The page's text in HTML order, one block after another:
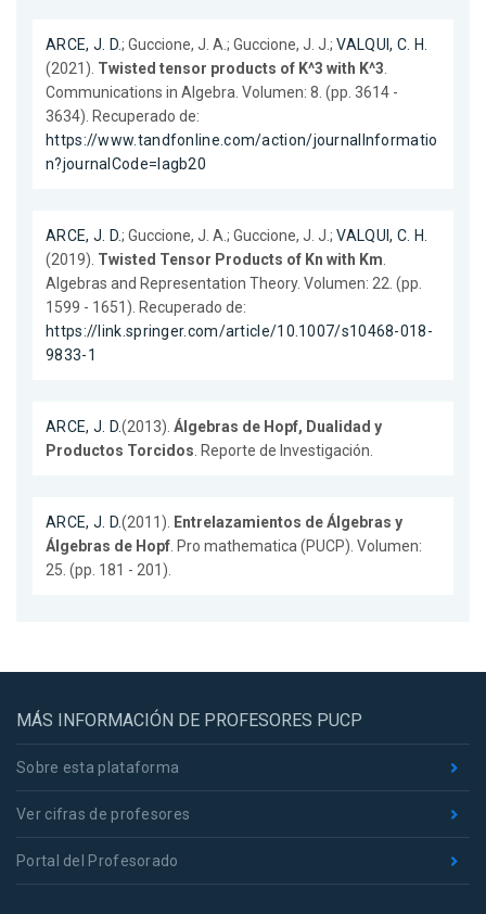
ARCE, J. D.; Guccione, J. A.; Guccione, J. J.;VALQUI, C. H.
(2021). Twisted tensor products of K^3 with K^3.
Communications in Algebra. Volumen: 8. (pp. 3614 -
3634). Recuperado de:
https://www.tandfonline.com/action/journalInformatio
n?journalCode=lagb20
ARCE, J. D.; Guccione, J. A.; Guccione, J. J.;VALQUI, C. H.
(2019). Twisted Tensor Products of Kn with Km.
Algebras and Representation Theory. Volumen: 22. (pp.
1599 - 1651). Recuperado de:
https://link.springer.com/article/10.1007/s10468-018-
9833-1
ARCE, J. D.(2013).Álgebras de Hopf, Dualidad y
Productos Torcidos. Reporte de Investigación.
ARCE, J. D.(2011). Entrelazamientos de Álgebras y
Álgebras de Hopf. Pro mathematica (PUCP). Volumen:
25. (pp. 181 - 201).
MÁS INFORMACIÓN DE PROFESORES PUCP
Sobre esta plataforma
Ver cifras de profesores
Portal del Profesorado